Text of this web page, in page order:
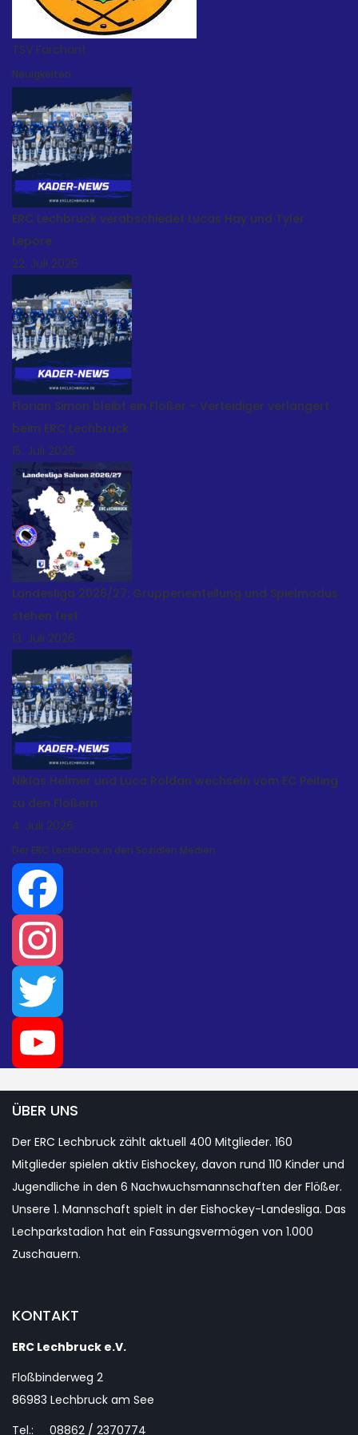
TSV Farchant
Neuigkeiten
ERC Lechbruck verabschiedet Lucas Hay und Tyler
Lepore
22. Juli 2026
Florian Simon bleibt ein Flößer – Verteidiger verlängert
beim ERC Lechbruck
15. Juli 2026
Landesliga 2026/27: Gruppeneinteilung und Spielmodus
stehen fest
13. Juli 2026
Niklas Helmer und Luca Roldan wechseln vom EC Peiting
zu den Flößern
4. Juli 2026
Der ERC Lechbruck in den Sozialen Medien
Facebook
Instagram
Twitter
YouTube
Channel
ÜBER UNS
Der ERC Lechbruck zählt aktuell 400 Mitglieder. 160
Mitglieder spielen aktiv Eishockey, davon rund 110 Kinder und
Jugendliche in den 6 Nachwuchsmannschaften der Flößer.
Unsere 1. Mannschaft spielt in der Eishockey-Landesliga. Das
Lechparkstadion hat ein Fassungsvermögen von 1.000
Zuschauern.
KONTAKT
ERC Lechbruck e.V.
Floßbinderweg 2
86983 Lechbruck am See
Tel.: 08862 / 2370774